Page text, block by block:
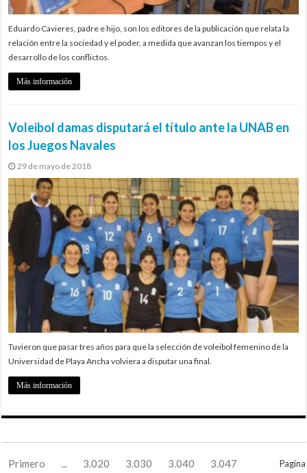
Eduardo Cavieres, padre e hijo, son los editores de la publicación que relata la
relación entre la sociedad y el poder, a medida que avanzan los tiempos y el
desarrollo de los conflictos.
Más información
Voleibol damas disputará el título ante la UNAB en
los Juegos Navales
29 de mayo de 2018
Tuvieron que pasar tres años para que la selección de voleibol femenino de la
Universidad de Playa Ancha volviera a disputar una final.
Más información
Pagina
Primero ... 3.020 3.030 3.040
3.047